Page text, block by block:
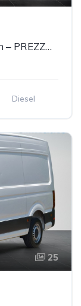
Volkswagen Caddy 2.0 TDI 4Motion – PREZZO REALE- IN ARRIVO
Diesel
25